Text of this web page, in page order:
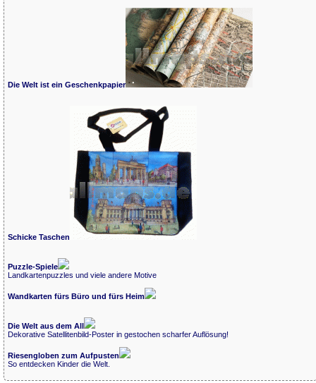
Die Welt ist ein Geschenkpapier
Schicke Taschen
Puzzle-Spiele
Landkartenpuzzles und viele andere Motive
Wandkarten fürs Büro und fürs Heim
Die Welt aus dem All
Dekorative Satellitenbild-Poster in gestochen scharfer Auflösung!
Riesengloben zum Aufpusten
So entdecken Kinder die Welt.